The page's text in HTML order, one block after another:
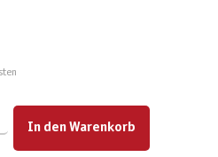
oder benutze die Schaltflächen um die Anzahl zu
In den Warenkorb